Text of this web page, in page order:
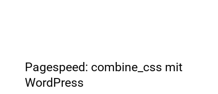
Pagespeed: combine_css mit
WordPress